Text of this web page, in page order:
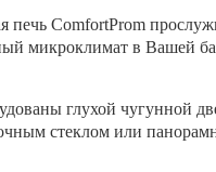
печь ComfortProm
микроклимат в Вашей
глухой чугунной
стеклом или